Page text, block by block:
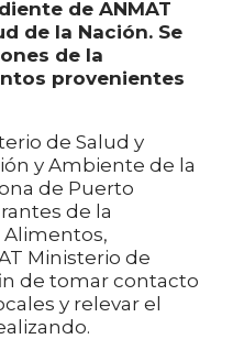
de ANMAT
de la Nación. Se
de la
provenientes
de Salud y
y Ambiente de la
de Puerto
de la
Alimentos,
Ministerio de
de tomar contacto
y relevar el